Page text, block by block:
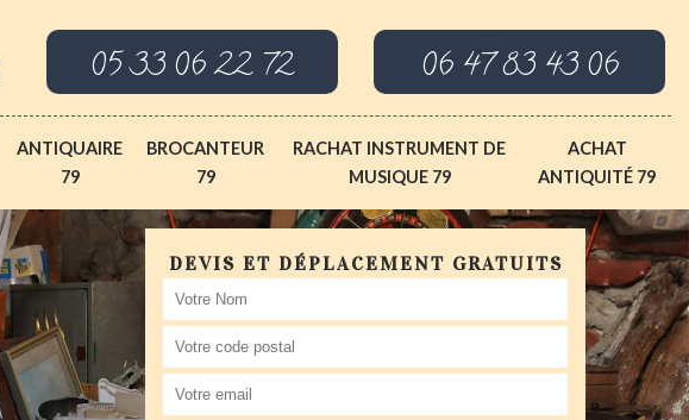
05 33 06 22 72 06 47 83 43 06
ANTIQUAIRE
79
BROCANTEUR
79
RACHAT INSTRUMENT DE
MUSIQUE 79
ACHAT
ANTIQUITÉ 79
DEVIS ET DÉPLACEMENT GRATUITS